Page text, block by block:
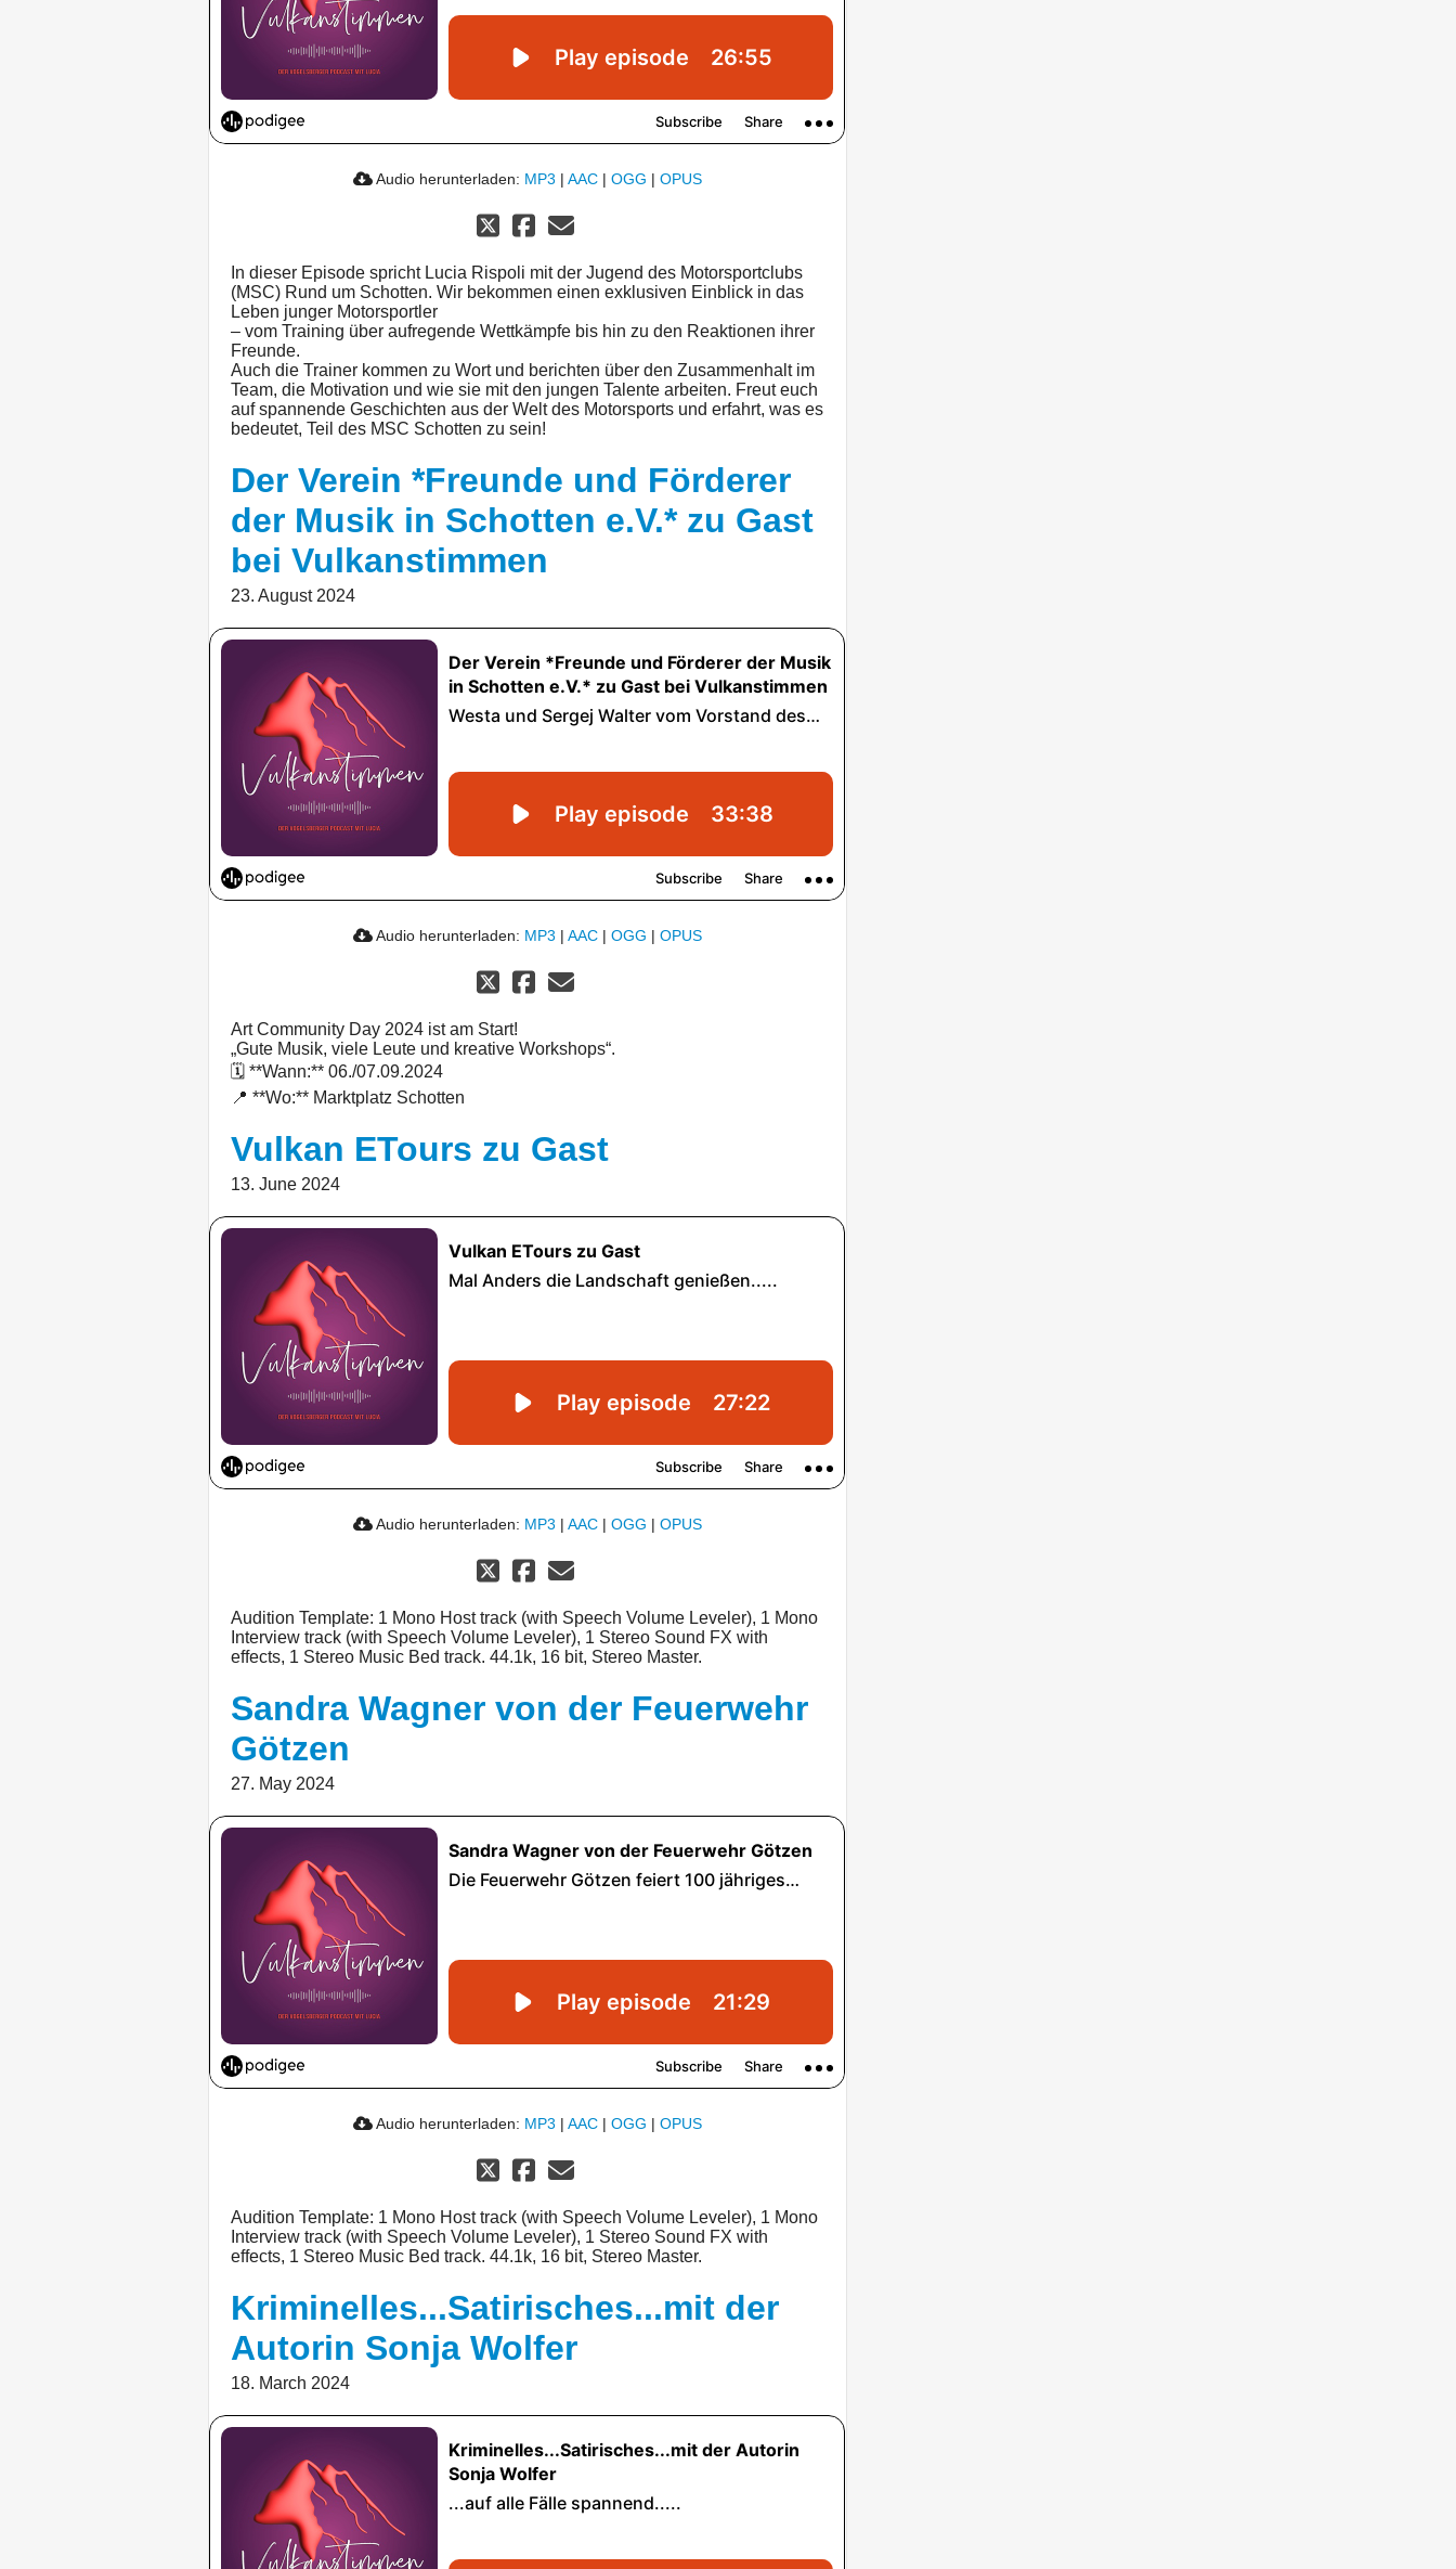
Audio herunterladen: MP3 | AAC | OGG | OPUS
In dieser Episode spricht Lucia Rispoli mit der Jugend des Motorsportclubs
(MSC) Rund um Schotten. Wir bekommen einen exklusiven Einblick in das
Leben junger Motorsportler
– vom Training über aufregende Wettkämpfe bis hin zu den Reaktionen ihrer
Freunde.
Auch die Trainer kommen zu Wort und berichten über den Zusammenhalt im
Team, die Motivation und wie sie mit den jungen Talente arbeiten. Freut euch
auf spannende Geschichten aus der Welt des Motorsports und erfahrt, was es
bedeutet, Teil des MSC Schotten zu sein!
Der Verein *Freunde und Förderer
der Musik in Schotten e.V.* zu Gast
bei Vulkanstimmen
23. August 2024
Audio herunterladen: MP3 | AAC | OGG | OPUS
Art Community Day 2024 ist am Start!
„Gute Musik, viele Leute und kreative Workshops“.
🗓 **Wann:** 06./07.09.2024
📍 **Wo:** Marktplatz Schotten
Vulkan ETours zu Gast
13. June 2024
Audio herunterladen: MP3 | AAC | OGG | OPUS
Audition Template: 1 Mono Host track (with Speech Volume Leveler), 1 Mono
Interview track (with Speech Volume Leveler), 1 Stereo Sound FX with
effects, 1 Stereo Music Bed track. 44.1k, 16 bit, Stereo Master.
Sandra Wagner von der Feuerwehr
Götzen
27. May 2024
Audio herunterladen: MP3 | AAC | OGG | OPUS
Audition Template: 1 Mono Host track (with Speech Volume Leveler), 1 Mono
Interview track (with Speech Volume Leveler), 1 Stereo Sound FX with
effects, 1 Stereo Music Bed track. 44.1k, 16 bit, Stereo Master.
Kriminelles...Satirisches...mit der
Autorin Sonja Wolfer
18. March 2024